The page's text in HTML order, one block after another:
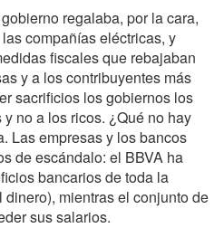
regalaba, por la cara,
compañías eléctricas, y
fiscales que rebajaban
y a los contribuyentes más
sacrificios los gobiernos los
no a los ricos. ¿Qué no hay
Las empresas y los bancos
de escándalo: el BBVA ha
bancarios de toda la
mientras el conjunto de
sus salarios.